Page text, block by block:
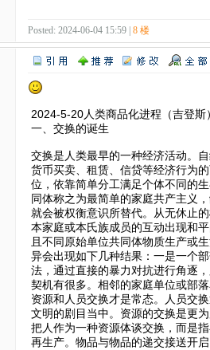
Posted: 2024-06-04 15:59 | 8 楼
2024-5-20人类商品化进程（吉登斯
一、交换的诞生
交换是人类最早的一种经济活动。
货币买卖、租赁、信贷等经济行为
位，依靠简单分工满足个体不同的
同体称之为最简单的家庭共产主义
就会被权衡意识所替代。从无休止
本家庭或本氏族成员的互动出现和
且不同原始单位共同体物质生产或
异会出现如下几种结果：一是一个
法，通过直接的暴力对抗进行角逐
契机有很多。相邻的家庭单位或部
资源和人员交换才是常态。人员交
文明的剧目当中。资源的交换是更
把人作为一种资源体谈交换，而是
再生产。物品与物品的递交接送开